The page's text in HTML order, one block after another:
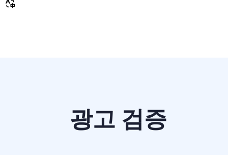
광고 검증